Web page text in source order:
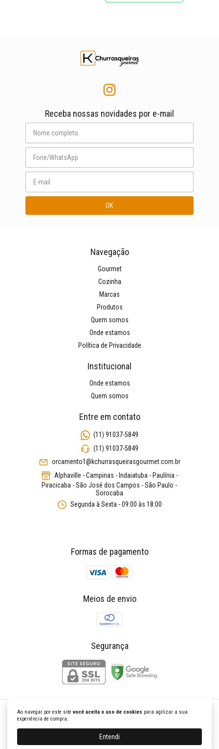
Ao navegar por este site você aceita o uso de cookies para agilizar a sua
experiência de compra.
Entendi
Receba nossas novidades por e-mail
Navegação
Gourmet
Cozinha
Marcas
Produtos
Quem somos
Onde estamos
Política de Privacidade
Institucional
Onde estamos
Quem somos
Entre em contato
(11) 91037-5849
(11) 91037-5849
orcamento1@kchurrasqueirasgourmet.com.br
Alphaville - Campinas - Indaiatuba - Paulínia -
Piracicaba - São José dos Campos - São Paulo -
Sorocaba
Segunda à Sexta - 09:00 às 18:00
Formas de pagamento
Meios de envio
Segurança
K Churrasqueiras Gourmet